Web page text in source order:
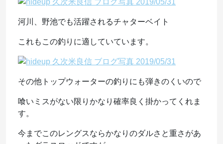
河川、野池でも活躍されるチャターベイト
これもこの釣りに適していています。
その他トップウォーターの釣りにも弾きのくいので
喰いミスがない限りかなり確率良く掛かってくれま
す。
今までこのレングスならかなりのダルさと重さがあ